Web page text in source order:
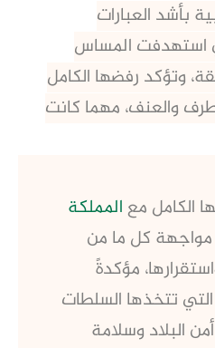
بأشد العبارات
استهدفت المساس
وتؤكد رفضها الكامل
والعنف، مهما كانت
الكامل معالمملكة
كل ما من
مؤكدةً
التي تتخذها السلطات
البلاد وسلامة